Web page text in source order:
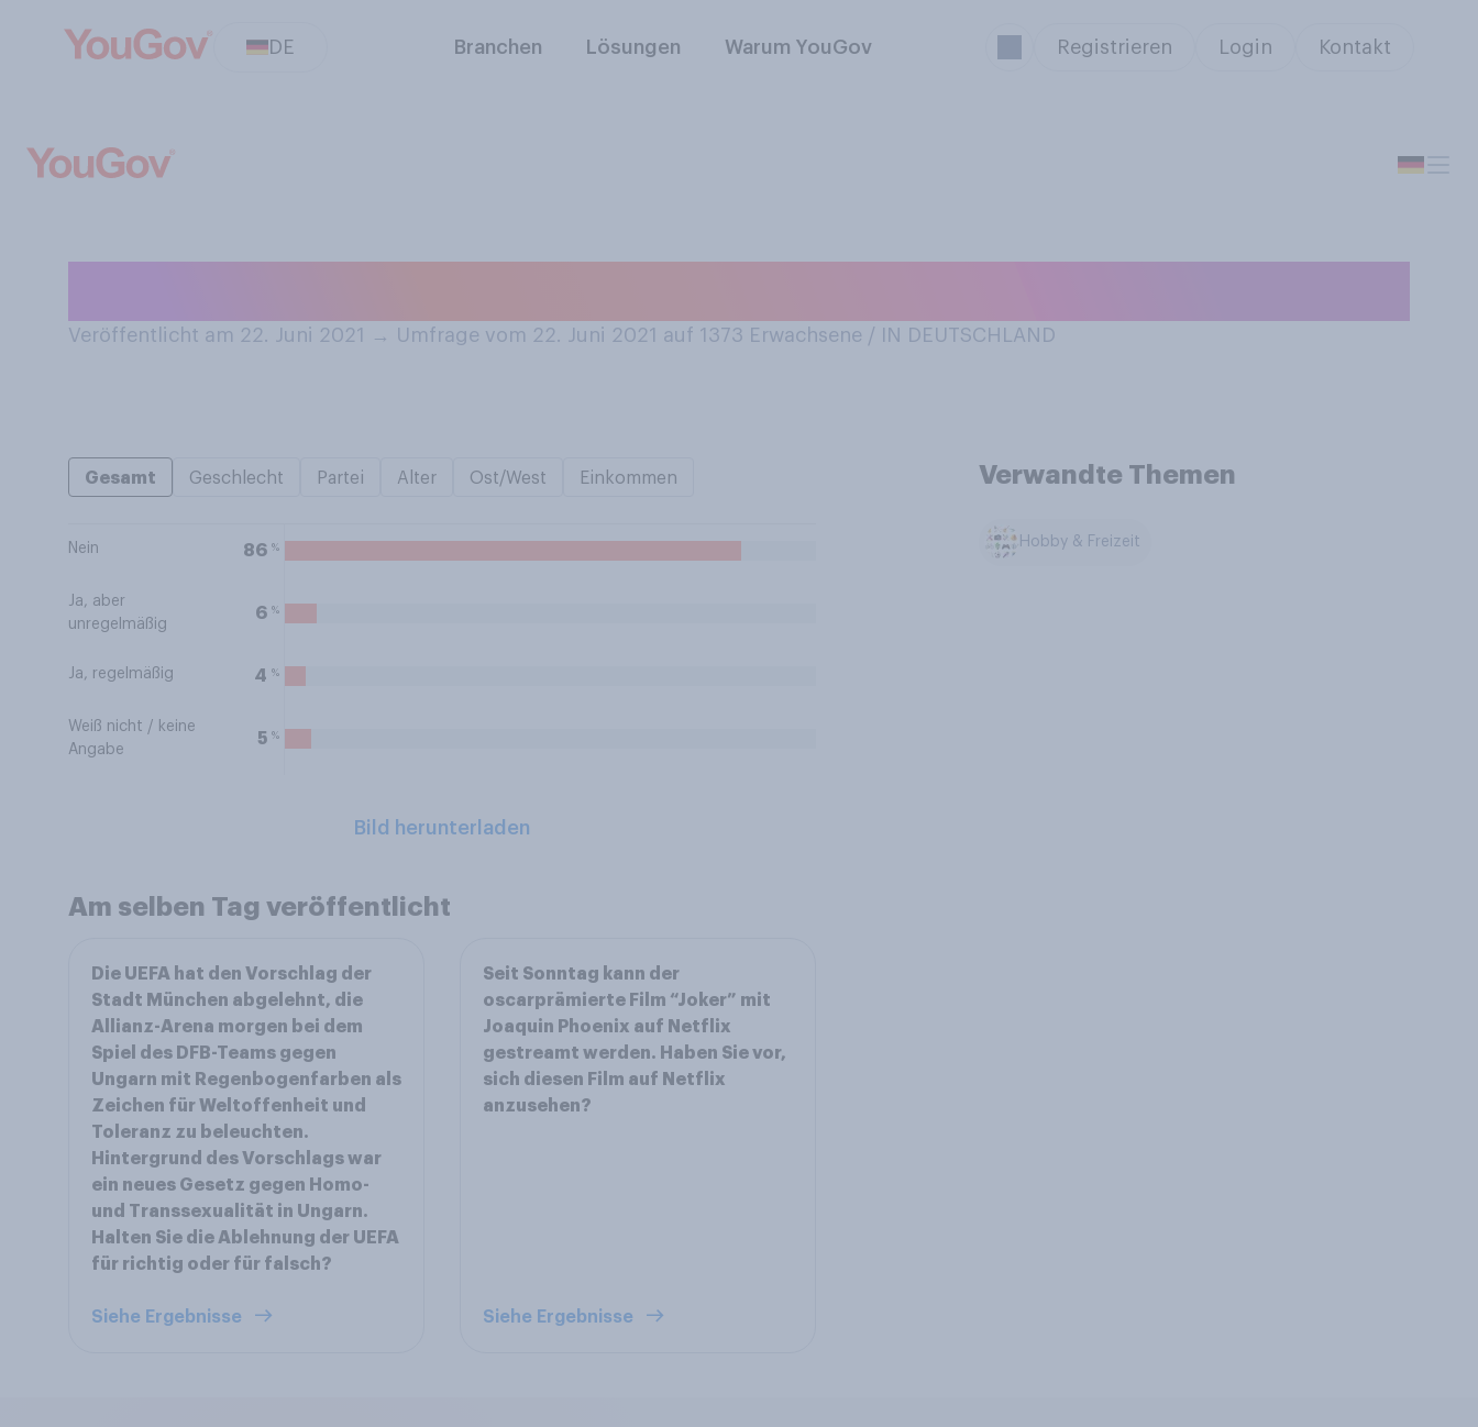
DE Branchen Lösungen Warum YouGov Registrieren Login Kontakt
Veröffentlicht am 22. Juni 2021 → Umfrage vom 22. Juni 2021 auf 1373 Erwachsene / IN DEUTSCHLAND
Gesamt Geschlecht Partei Alter Ost/West Einkommen
Nein 86 %
Ja, aber
unregelmäßig
6 %
Ja, regelmäßig 4 %
Weiß nicht / keine
Angabe
5 %
Bild herunterladen
Verwandte Themen
Hobby & Freizeit
Am selben Tag veröffentlicht
Die UEFA hat den Vorschlag der
Stadt München abgelehnt, die
Allianz-Arena morgen bei dem
Spiel des DFB-Teams gegen
Ungarn mit Regenbogenfarben als
Zeichen für Weltoffenheit und
Toleranz zu beleuchten.
Hintergrund des Vorschlags war
ein neues Gesetz gegen Homo-
und Transsexualität in Ungarn.
Halten Sie die Ablehnung der UEFA
für richtig oder für falsch?
Siehe Ergebnisse
Seit Sonntag kann der
oscarprämierte Film “Joker” mit
Joaquin Phoenix auf Netflix
gestreamt werden. Haben Sie vor,
sich diesen Film auf Netflix
anzusehen?
Siehe Ergebnisse